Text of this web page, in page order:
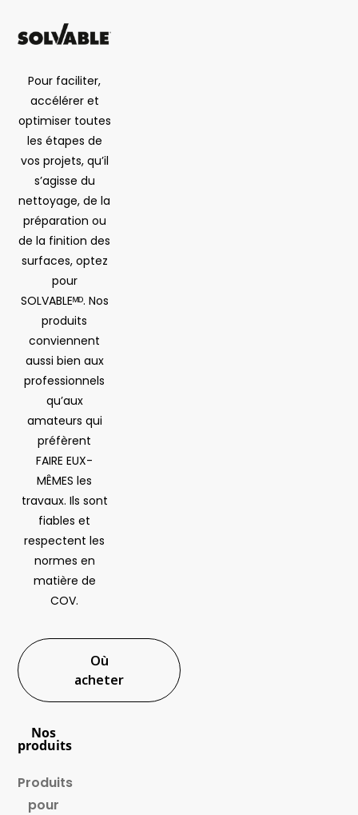
Pour faciliter,
accélérer et
optimiser toutes
les étapes de
vos projets, qu’il
s’agisse du
nettoyage, de la
préparation ou
de la finition des
surfaces, optez
pour
SOLVABLEᴹᴰ. Nos
produits
conviennent
aussi bien aux
professionnels
qu’aux
amateurs qui
préfèrent
FAIRE EUX-
MÊMES les
travaux. Ils sont
fiables et
respectent les
normes en
matière de
COV.
Où
acheter
Nos
produits
Produits
pour